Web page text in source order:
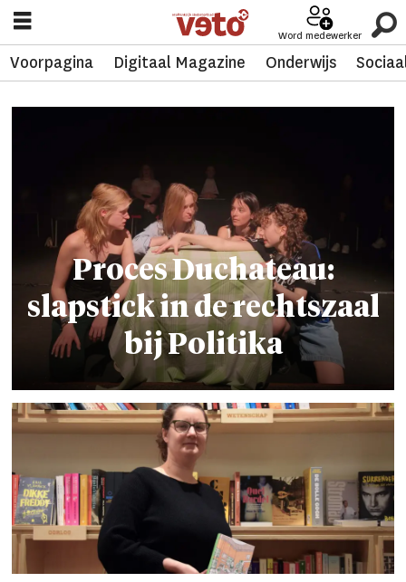
Word medewerker
Voorpagina Digitaal Magazine Onderwijs
Tag:
langens
Proces Duchateau:
slapstick in de recht­s­zaal
bij Politika